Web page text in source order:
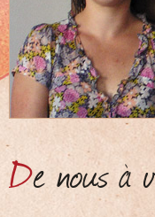
De nous à